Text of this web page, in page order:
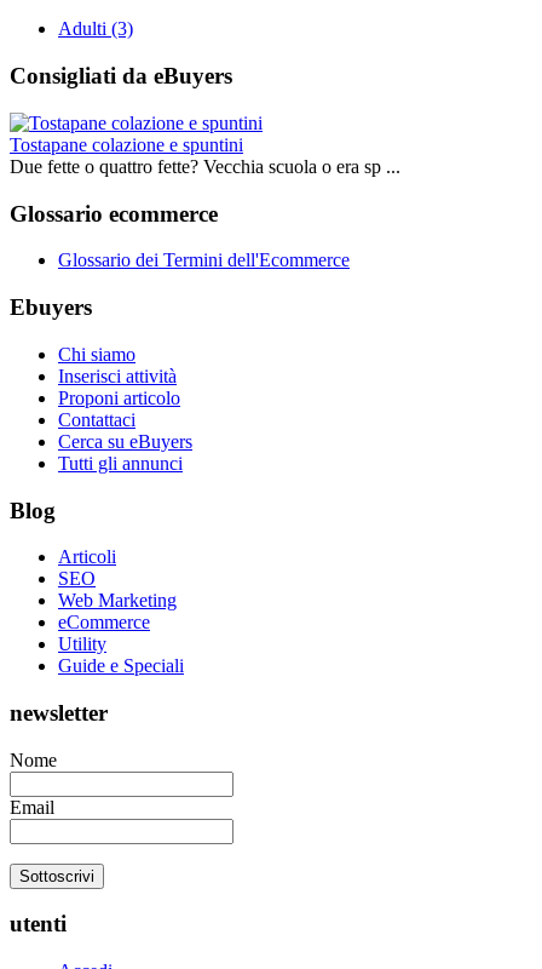
Adulti (3)
Consigliati da eBuyers
Tostapane colazione e spuntini
Due fette o quattro fette? Vecchia scuola o era sp ...
Glossario ecommerce
Glossario dei Termini dell'Ecommerce
Ebuyers
Chi siamo
Inserisci attività
Proponi articolo
Contattaci
Cerca su eBuyers
Tutti gli annunci
Blog
Articoli
SEO
Web Marketing
eCommerce
Utility
Guide e Speciali
newsletter
Nome
Email
utenti